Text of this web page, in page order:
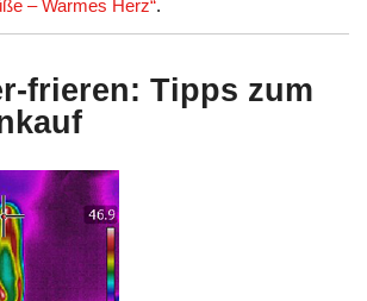
– Warmes Herz“.
frieren: Tipps zum